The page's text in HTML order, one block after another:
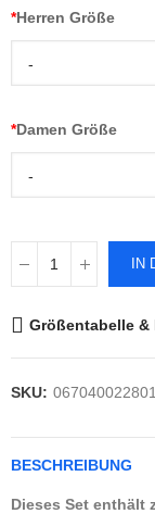
*Herren Größe
-
*Damen Größe
-
IN
Größentabelle &
SKU:
BESCHREIBUNG
Dieses Set enthält